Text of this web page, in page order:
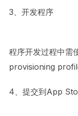
3、开发程序
程序开发过程中
provisioning
4、提交到App